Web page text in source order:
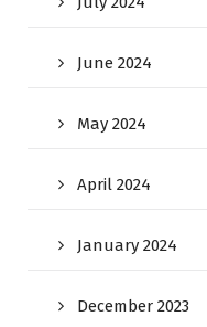
June 2024
May 2024
April 2024
January 2024
December 2023